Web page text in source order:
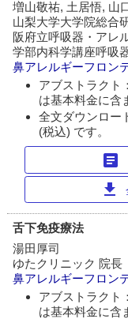
増山敬祐, 土居悟, 山
山梨大学大学院総合
阪府立呼吸器・アレ
学部内科学講座呼吸
鼻アレルギーフロン
アブストラクト
は基本料金に含
全文ダウンロー
(税込) です。
article
download
舌下免疫療法
湯田厚司
ゆたクリニック 院長
鼻アレルギーフロン
アブストラクト
は基本料金に含